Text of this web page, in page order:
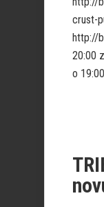
crust-
http://
20:00
o